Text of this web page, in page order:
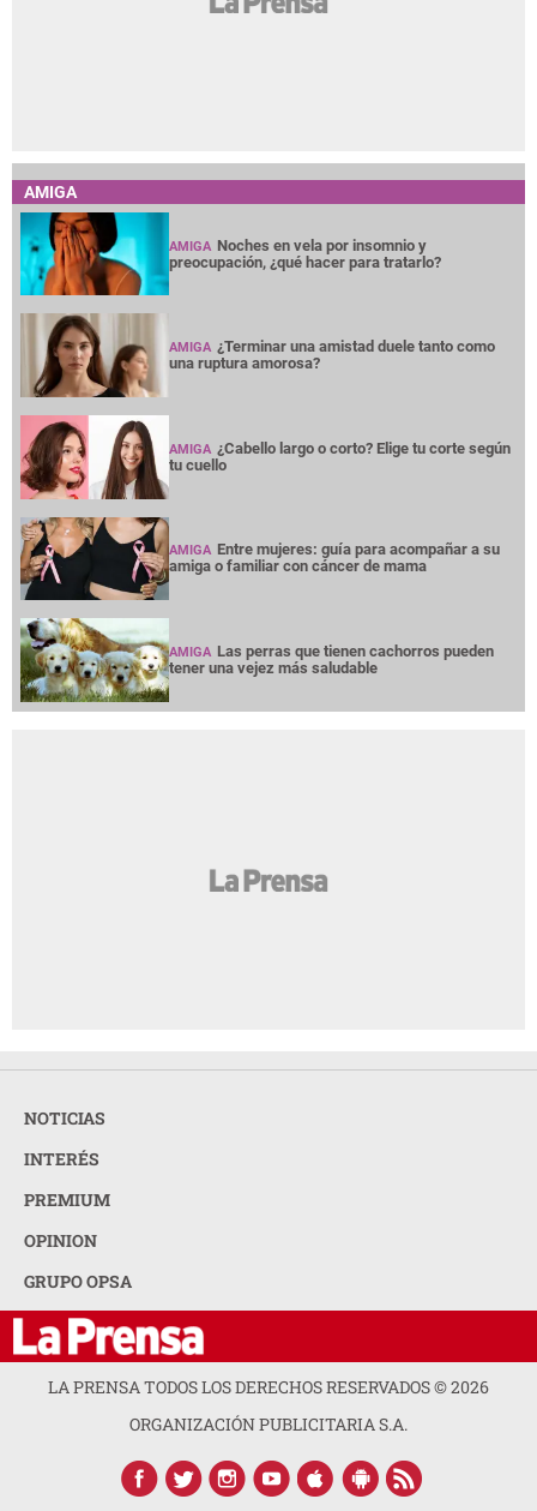
AMIGA
AMIGA Noches en vela por insomnio y
preocupación, ¿qué hacer para tratarlo?
AMIGA ¿Terminar una amistad duele tanto como
una ruptura amorosa?
AMIGA ¿Cabello largo o corto? Elige tu corte según
tu cuello
AMIGA Entre mujeres: guía para acompañar a su
amiga o familiar con cáncer de mama
AMIGA Las perras que tienen cachorros pueden
tener una vejez más saludable
NOTICIAS
INTERÉS
PREMIUM
OPINION
GRUPO OPSA
LA PRENSA TODOS LOS DERECHOS RESERVADOS ©2026
ORGANIZACIÓN PUBLICITARIA S.A.